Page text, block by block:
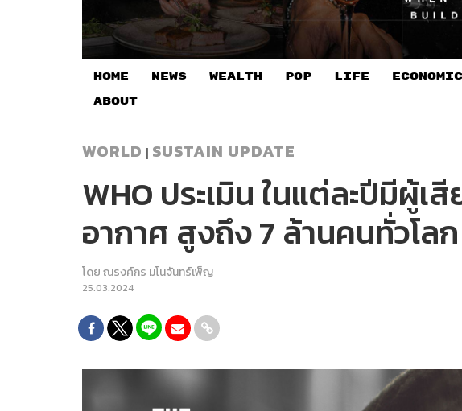
HOME NEWS WEALTH POP LIFE
ABOUT
WORLD | SUSTAIN UPDATE
WHO ประเมิน ในแต่ละปีมีผู้
อากาศ สูงถึง 7 ล้านคนทั่วโลก
โดยณรงค์กร มโนจันทร์เพ็ญ
25.03.2024